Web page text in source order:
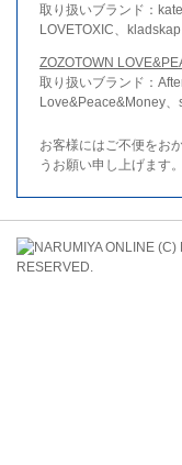
取り扱いブランド：
LOVETOXIC、
ZOZOTOWN
取り扱いブランド：
Love&Peace&Money
お客様にはご不便をお
うお願い申し上げます。